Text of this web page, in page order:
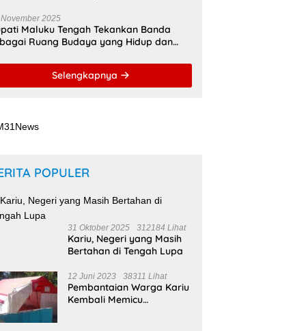
2025
Maluku Tengah Tekankan Banda
Ruang Budaya yang Hidup dan
Selengkapnya
POPULER
31 Oktober 2025 312184 Lihat
Kariu, Negeri yang Masih
Bertahan di Tengah Lupa
12 Juni 2023 38311 Lihat
Pembantaian Warga Kariu
Kembali Memicu